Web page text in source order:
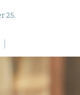
25.